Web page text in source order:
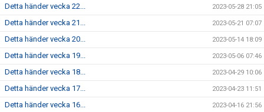
Detta händer vecka 22... 2023-05-28 21:05
Detta händer vecka 21... 2023-05-21 07:07
Detta händer vecka 20... 2023-05-14 18:09
Detta händer vecka 19... 2023-05-06 07:46
Detta händer vecka 18... 2023-04-29 10:06
Detta händer vecka 17... 2023-04-23 11:51
Detta händer vecka 16... 2023-04-16 21:56